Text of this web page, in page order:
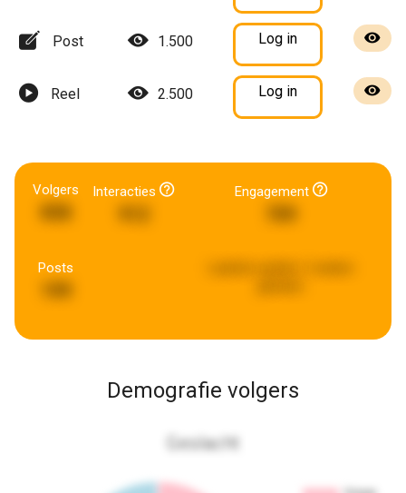
Post 1.500 Log in
Reel 2.500 Log in
Volgers
858
Interacties Engagement
Posts
Demografie volgers
Geslacht